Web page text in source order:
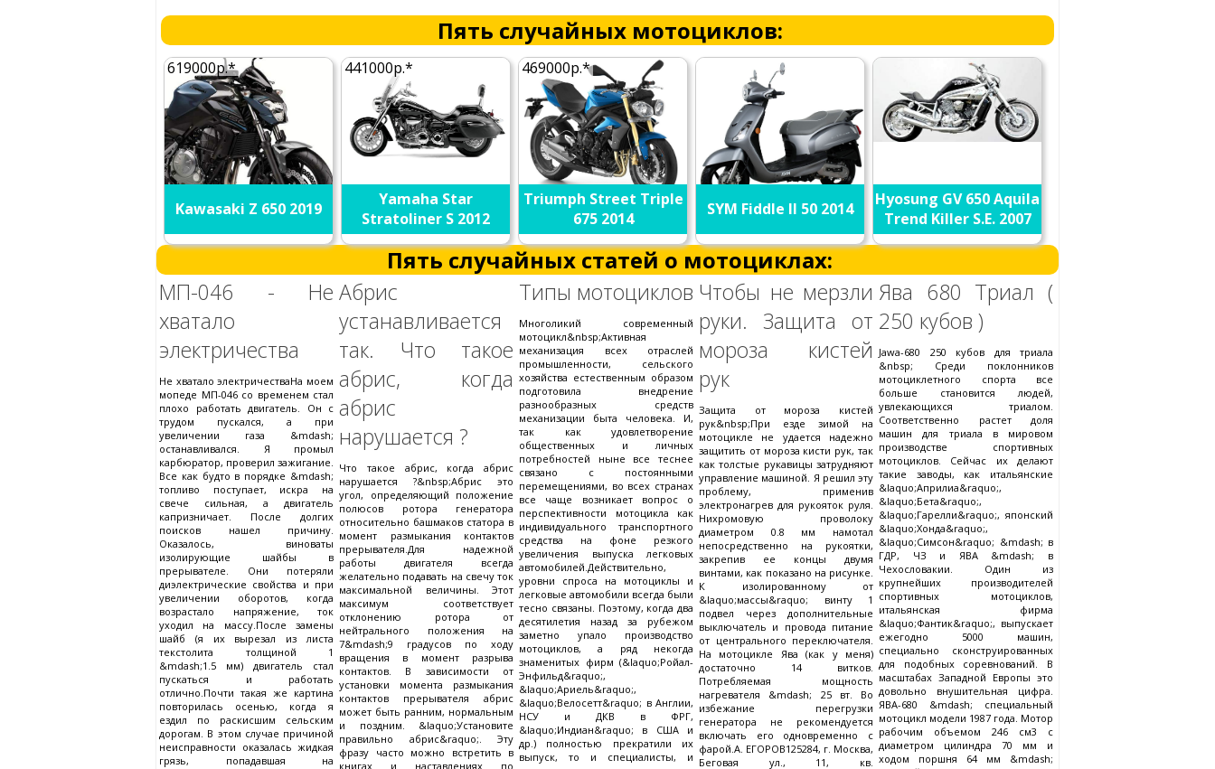
Пять случайных мотоциклов:
619000р.*
Kawasaki Z 650 2019
441000р.*
Yamaha Star
Stratoliner S 2012
469000р.*
Triumph Street Triple
675 2014
SYM Fiddle II 50 2014
Hyosung GV 650 Aquila
Trend Killer S.E. 2007
Пять случайных статей о мотоциклах:
МП-046 - Не
хватало
электричества
Не хватало электричестваНа моем
мопеде МП-046 со временем стал
плохо работать двигатель. Он с
трудом пускался, а при
увеличении газа &mdash;
останавливался. Я промыл
карбюратор, проверил зажигание.
Все как будто в порядке &mdash;
топливо поступает, искра на
свече сильная, а двигатель
капризничает. После долгих
поисков нашел причину.
Оказалось, виноваты
изолирующие шайбы в
прерывателе. Они потеряли
диэлектрические свойства и при
увеличении оборотов, когда
возрастало напряжение, ток
уходил на массу.После замены
шайб (я их вырезал из листа
текстолита толщиной 1
&mdash;1.5 мм) двигатель стал
пускаться и работать
отлично.Почти такая же картина
повторилась осенью, когда я
ездил по раскисшим сельским
дорогам. В этом случае причиной
неисправности оказалась жидкая
грязь, попадавшая на
Абрис
устанавливается
так. Что такое
абрис, когда
абрис
нарушается ?
Что такое абрис, когда абрис
нарушается ?&nbsp;Абрис это
угол, определяющий положение
полюсов ротора генератора
относительно башмаков статора в
момент размыкания контактов
прерывателя.Для надежной
работы двигателя всегда
желательно подавать на свечу ток
максимальной величины. Этот
максимум соответствует
отклонению ротора от
нейтрального положения на
7&mdash;9 градусов по ходу
вращения в момент разрыва
контактов. В зависимости от
установки момента размыкания
контактов прерывателя абрис
может быть ранним, нормальным
и поздним. &laquo;Установите
правильно абрис&raquo;. Эту
фразу часто можно встретить в
книгах и наставлениях по
Типы мотоциклов
Многоликий современный
мотоцикл&nbsp;Активная
механизация всех отраслей
промышленности, сельского
хозяйства естественным образом
подготовила внедрение
разнообразных средств
механизации быта человека. И,
так как удовлетворение
общественных и личных
потребностей ныне все теснее
связано с постоянными
перемещениями, во всех странах
все чаще возникает вопрос о
перспективности мотоцикла как
индивидуального транспортного
средства на фоне резкого
увеличения выпуска легковых
автомобилей.Действительно,
уровни спроса на мотоциклы и
легковые автомобили всегда были
тесно связаны. Поэтому, когда два
десятилетия назад за рубежом
заметно упало производство
мотоциклов, а ряд некогда
знаменитых фирм (&laquo;Ройал-
Энфильд&raquo;,
&laquo;Ариель&raquo;,
&laquo;Велосетт&raquo; в Англии,
НСУ и ДКВ в ФРГ,
&laquo;Индиан&raquo; в США и
др.) полностью прекратили их
выпуск, то и специалисты, и
Чтобы не мерзли
руки. Защита от
мороза кистей
рук
Защита от мороза кистей
рук&nbsp;При езде зимой на
мотоцикле не удается надежно
защитить от мороза кисти рук, так
как толстые рукавицы затрудняют
управление машиной. Я решил эту
проблему, применив
электронагрев для рукояток руля.
Нихромовую проволоку
диаметром 0.8 мм намотал
непосредственно на рукоятки,
закрепив ее концы двумя
винтами, как показано на рисунке.
К изолированному от
&laquo;массы&raquo; винту 1
подвел через дополнительные
выключатель и провода питание
от центрального переключателя.
На мотоцикле Ява (как у меня)
достаточно 14 витков.
Потребляемая мощность
нагревателя &mdash; 25 вт. Во
избежание перегрузки
генератора не рекомендуется
включать его одновременно с
фарой.А. ЕГОРОВ125284, г. Москва,
Беговая ул., 11, кв.
Ява 680 Триал (
250 кубов )
Jawa-680 250 кубов для триала
&nbsp; Среди поклонников
мотоциклетного спорта все
больше становится людей,
увлекающихся триалом.
Соответственно растет доля
машин для триала в мировом
производстве спортивных
мотоциклов. Сейчас их делают
такие заводы, как итальянские
&laquo;Априлиа&raquo;,
&laquo;Бета&raquo;,
&laquo;Гарелли&raquo;, японский
&laquo;Хонда&raquo;,
&laquo;Симсон&raquo; &mdash; в
ГДР, ЧЗ и ЯВА &mdash; в
Чехословакии. Один из
крупнейших производителей
спортивных мотоциклов,
итальянская фирма
&laquo;Фантик&raquo;, выпускает
ежегодно 5000 машин,
специально сконструированных
для подобных соревнований. В
масштабах Западной Европы это
довольно внушительная цифра.
ЯВА-680 &mdash; специальный
мотоцикл модели 1987 года. Мотор
рабочим объемом 246 см3 с
диаметром цилиндра 70 мм и
ходом поршня 64 мм &mdash;